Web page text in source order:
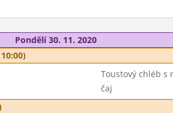
Pondělí 30. 11. 2020
Toustový chléb s
čaj